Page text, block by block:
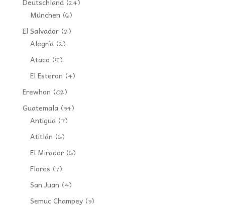
(24)
München (6)
El Salvador(12)
Alegría(2)
Ataco (5)
El Esteron (4)
Erewhon (102)
Guatemala(34)
Antigua(7)
Atitlán (6)
El Mirador(6)
Flores (7)
San Juan (4)
Semuc Champey(3)